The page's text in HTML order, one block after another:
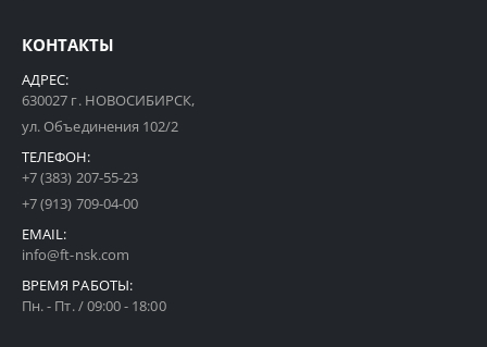
КОНТАКТЫ
АДРЕС:
630027 г. НОВОСИБИРСК,
ул. Объединения 102/2
ТЕЛЕФОН:
+7 (383) 207-55-23
+7 (913) 709-04-00
EMAIL:
info@ft-nsk.com
ВРЕМЯ РАБОТЫ:
Пн. - Пт. / 09:00 - 18:00